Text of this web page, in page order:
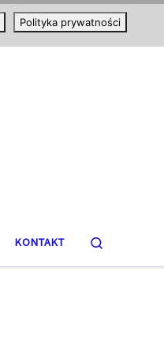
KONTAKT
Polityka prywatności